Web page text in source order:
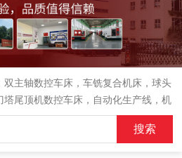
双主轴数控车床，车铣复合机床，球头
尾顶机数控车床，自动化生产线，机